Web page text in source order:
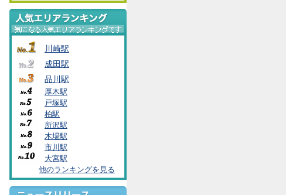
川崎駅
成田駅
品川駅
厚木駅
戸塚駅
柏駅
所沢駅
木場駅
市川駅
大宮駅
他のランキングを見る